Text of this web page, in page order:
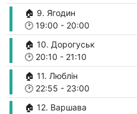
🏠 9. Ягодин
🕑19:00 - 20:00
🏠 10. Дорогуськ
🕑20:10 - 21:10
🏠 11. Люблін
🕑22:55 - 23:00
🏠 12. Варшава